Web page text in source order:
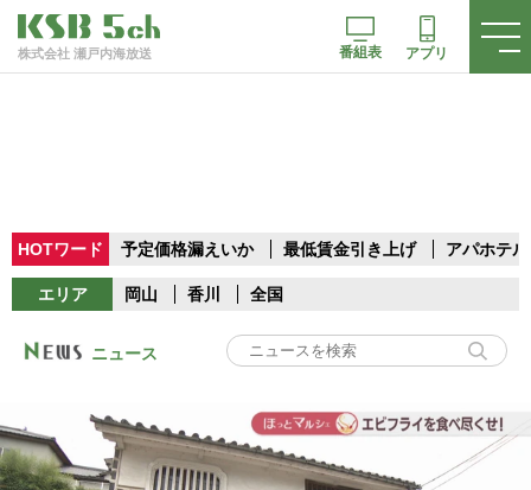
株式会社 瀬戸内海放送 番組表 アプリ
HOTワード 予定価格漏えいか 最低賃金引き上げ アパホテル
エリア 岡山 香川 全国
ニュース